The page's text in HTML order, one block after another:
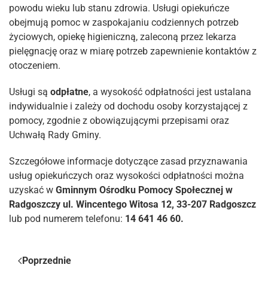
powodu wieku lub stanu zdrowia. Usługi opiekuńcze
obejmują pomoc w zaspokajaniu codziennych potrzeb
życiowych, opiekę higieniczną, zaleconą przez lekarza
pielęgnację oraz w miarę potrzeb zapewnienie kontaktów z
otoczeniem.
Usługi są odpłatne, a wysokość odpłatności jest ustalana
indywidualnie i zależy od dochodu osoby korzystającej z
pomocy, zgodnie z obowiązującymi przepisami oraz
Uchwałą Rady Gminy.
Szczegółowe informacje dotyczące zasad przyznawania
usług opiekuńczych oraz wysokości odpłatności można
uzyskać w Gminnym Ośrodku Pomocy Społecznej w
Radgoszczy ul. Wincentego Witosa 12, 33-207 Radgoszcz
lub pod numerem telefonu: 14 641 46 60.
Poprzednie